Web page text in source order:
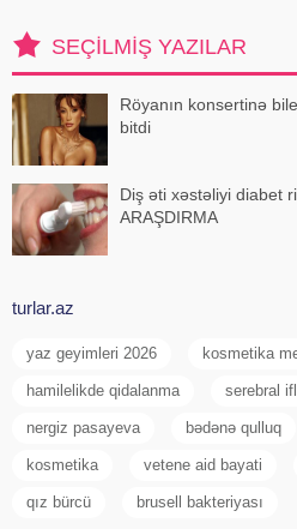
SEÇILMIŞ YAZILAR
Röyanın konsertinə
bitdi
Diş əti xəstəliyi diabet
ARAŞDIRMA
turlar.az
yaz geyimleri 2026 kosmetika
hamilelikde qidalanma serebral
nergiz pasayeva bədənə qulluq
kosmetika vetene aid bayati
qız bürcü brusell bakteriyası